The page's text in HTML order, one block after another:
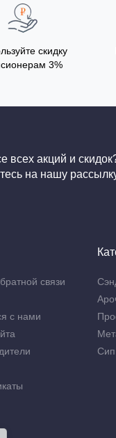
скидку
3%
всех акций и
на нашу
связи
с нами